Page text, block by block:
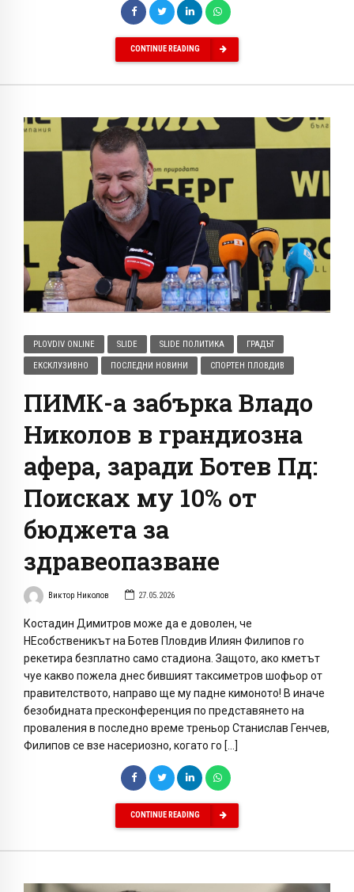
CONTINUE READING
PLOVDIV ONLINE SLIDE SLIDE ПОЛИТИКА ГРАДЪТ
ЕКСКЛУЗИВНО ПОСЛЕДНИ НОВИНИ СПОРТЕН ПЛОВДИВ
ПИМК-а забърка Владо
Николов в грандиозна
афера, заради Ботев Пд:
Поисках му 10% от
бюджета за
здравеопазване
Виктор Николов 27.05.2026
Костадин Димитров може да е доволен, че
НЕсобственикът на Ботев Пловдив Илиян Филипов го
рекетира безплатно само стадиона. Защото, ако кметът
чуе какво пожела днес бившият таксиметров шофьор от
правителството, направо ще му падне кимоното! В иначе
безобидната пресконференция по представянето на
проваления в последно време треньор Станислав Генчев,
Филипов се взе насериозно, когато го […]
CONTINUE READING